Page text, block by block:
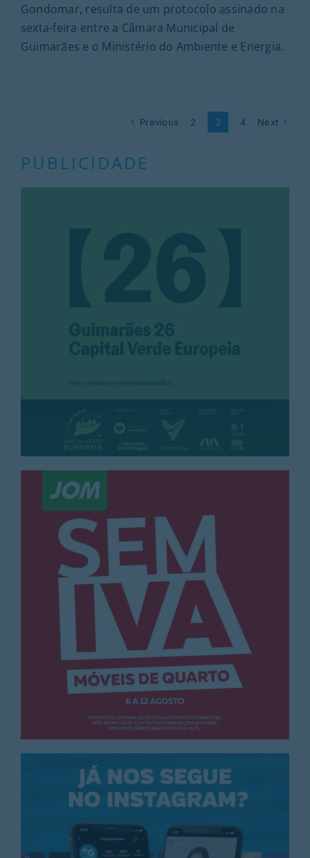
Gondomar, resulta de um protocolo assinado na
sexta-feira entre a Câmara Municipal de
Guimarães e o Ministério do Ambiente e Energia.
Previous 2 3 4 Next
PUBLICIDADE